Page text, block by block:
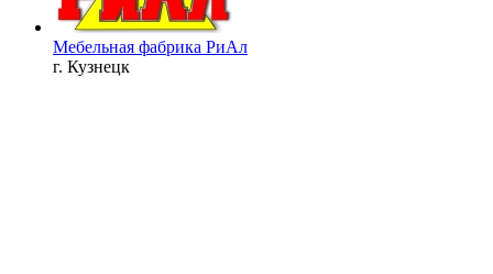
Мебельная фабрика РиАл
г. Кузнецк